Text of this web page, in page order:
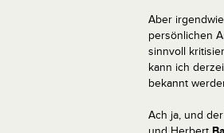
Aber
persönlichen
sinnvoll
kann ich
bekannt
Ach ja, und